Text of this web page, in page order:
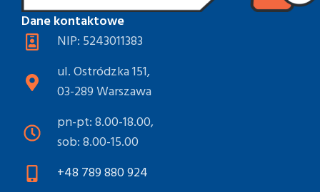
Dane kontaktowe
NIP: 5243011383
ul. Ostródzka 151,
03-289 Warszawa
pn-pt: 8.00-18.00,
sob: 8.00-15.00
+48 789 880 924